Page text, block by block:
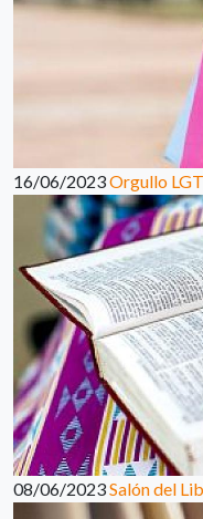
16/06/2023Orgullo
08/06/2023Salón del